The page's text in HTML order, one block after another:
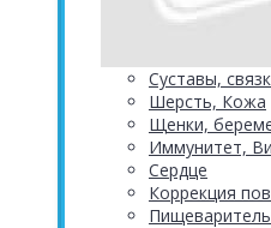
Суставы,
Шерсть, Кожа
Щенки,
Иммунитет,
Сердце
Коррекция